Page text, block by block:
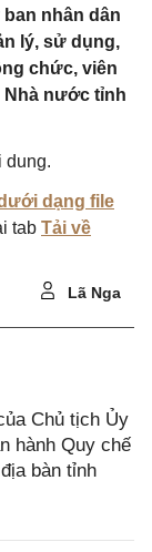
ban nhân dân
lý, sử dụng,
chức, viên
nước tỉnh
dung.
dạng file
tab Tải về
Lã Nga
Chủ tịch Ủy
hành Quy chế
bàn tỉnh